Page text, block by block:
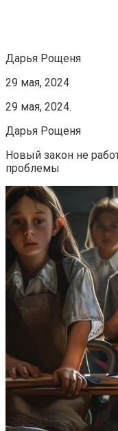
Дарья Рощеня
29 мая, 2024
29 мая, 2024.
Дарья Рощеня
Новый закон не
проблемы